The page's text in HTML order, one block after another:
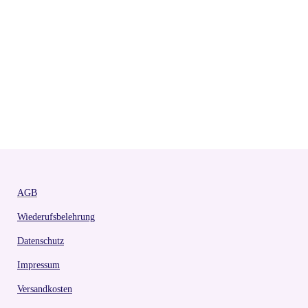
AGB
Wiederufsbelehrung
Datenschutz
Impressum
Versandkosten